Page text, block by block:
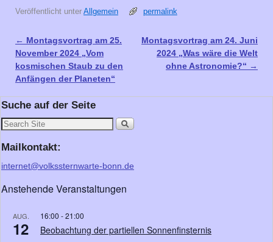
Veröffentlicht unter Allgemein permalink
Artikelnavigation
← Montagsvortrag am 25.
November 2024 „Vom
kosmischen Staub zu den
Anfängen der Planeten“
Montagsvortrag am 24. Juni
2024 „Was wäre die Welt
ohne Astronomie?“ →
Suche auf der Seite
Mailkontakt:
internet@volkssternwarte-bonn.de
Anstehende Veranstaltungen
AUG.
12
16:00 -21:00
Beobachtung der partiellen Sonnenfinsternis